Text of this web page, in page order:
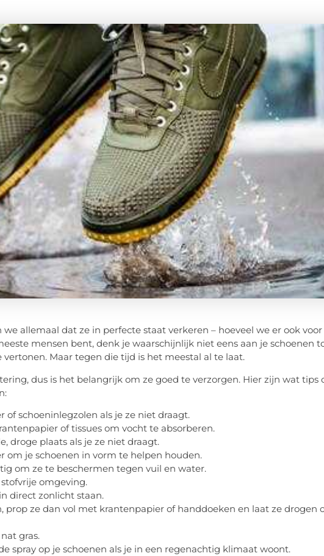
allemaal dat ze in perfecte staat verkeren – hoeveel we er ook voor
mensen bent, denk je waarschijnlijk niet eens aan je schoenen
Maar tegen die tijd is het meestal al te laat.
dus is het belangrijk om ze goed te verzorgen. Hier zijn wat tips
of schoeninlegzolen als je ze niet draagt.
of tissues om vocht te absorberen.
droge plaats als je ze niet draagt.
om je schoenen in vorm te helpen houden.
om ze te beschermen tegen vuil en water.
omgeving.
direct zonlicht staan.
prop ze dan vol met krantenpapier of handdoeken en laat ze drogen
gras.
spray op je schoenen als je in een regenachtig klimaat woont.